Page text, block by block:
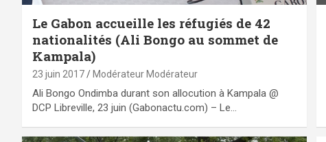
Le Gabon accueille les réfugiés de 42
nationalités (Ali Bongo au sommet de
Kampala)
23 juin 2017 Modérateur Modérateur
Ali Bongo Ondimba durant son allocution à Kampala @
DCP Libreville, 23 juin (Gabonactu.com) – Le…